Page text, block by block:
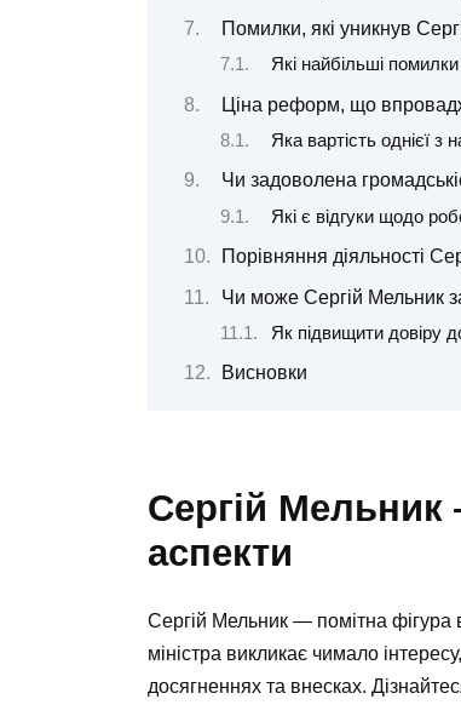
Помилки, які уникнув
Які найбільші помилки
Ціна реформ, що
Яка вартість однієї з
Чи задоволена
Які є відгуки щодо
Порівняння діяльності
Чи може Сергій Мельник
Як підвищити довіру
Висновки
Сергій Мельник
аспекти
Сергій Мельник — помітна фігура в
міністра викликає чимало
досягненнях та внесках.